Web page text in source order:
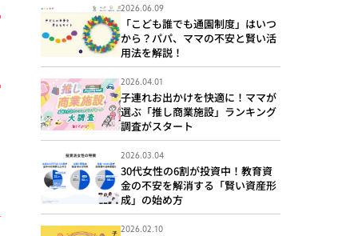
2026.06.09
「こども誰でも通園制度」はいつ
から？パパ、ママの不安と賢い活
用法を解説！
2026.04.01
子連れお出かけを快適に！ママが
選ぶ「推し商業施設」ランキング
調査がスタート
2026.03.04
30代女性の6割が投資中！教育資
金の不安を解消する「賢い資産形
成」の始め方
2026.02.10